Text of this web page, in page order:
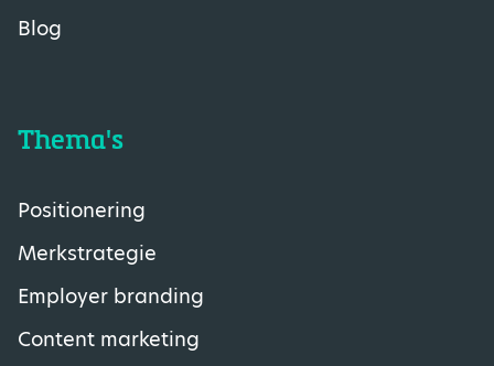
Blog
Thema's
Positionering
Merkstrategie
Employer branding
Content marketing